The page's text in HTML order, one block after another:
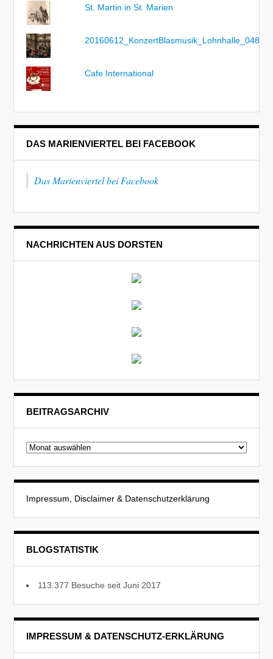
St. Martin in St. Marien
20160612_KonzertBlasmusik_Lohnhalle_048
Cafe International
DAS MARIENVIERTEL BEI FACEBOOK
Das Marienviertel bei Facebook
NACHRICHTEN AUS DORSTEN
BEITRAGSARCHIV
Beitragsarchiv
Impressum, Disclaimer & Datenschutzerklärung
BLOGSTATISTIK
113.377 Besuche seit Juni 2017
IMPRESSUM & DATENSCHUTZ-ERKLÄRUNG